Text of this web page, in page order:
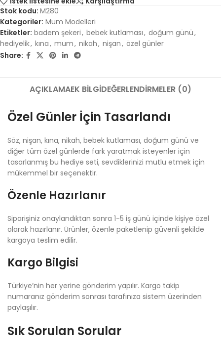
Stok kodu: M280
Kategoriler: Mum Modelleri
Etiketler: badem şekeri, bebek kutlaması, doğum günü,
hediyelik, kına, mum, nikah, nişan, özel günler
Share:
AÇIKLAMAEK BILGIDEĞERLENDIRMELER (0)
Özel Günler İçin Tasarlandı
Söz, nişan, kına, nikah, bebek kutlaması, doğum günü ve
diğer tüm özel günlerde fark yaratmak isteyenler için
tasarlanmış bu hediye seti, sevdiklerinizi mutlu etmek için
mükemmel bir seçenektir.
Özenle Hazırlanır
Siparişiniz onaylandıktan sonra 1-5 iş günü içinde kişiye özel
olarak hazırlanır. Ürünler, özenle paketlenip güvenli şekilde
kargoya teslim edilir.
Kargo Bilgisi
Türkiye’nin her yerine gönderim yapılır. Kargo takip
numaranız gönderim sonrası tarafınıza sistem üzerinden
paylaşılır.
Sık Sorulan Sorular